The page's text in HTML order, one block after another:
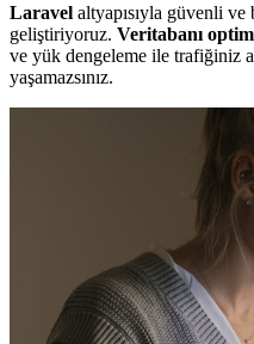
Laravel altyapısıyla güvenli ve
geliştiriyoruz. Veritabanı
ve yük dengeleme ile trafiğiniz
yaşamazsınız.